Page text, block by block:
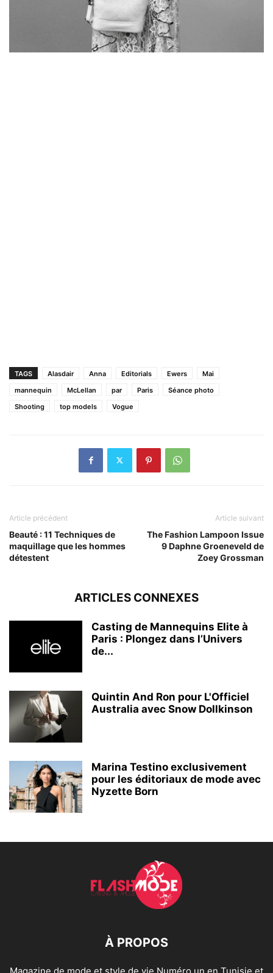
TAGS Alasdair Anna Editorials Ewers
Mai
mannequin
McLellan par Paris
Séance photo
Shooting
top models Vogue
Article précédent
Beauté : 11 Techniques de
maquillage que les hommes
détestent
Article suivant
The Fashion Lampoon Issue
9 Daphne Groeneveld de
Zoey Grossman
ARTICLES CONNEXES
Casting de Mannequins Elite à
Paris : Plongez dans l’Univers
de...
Quintin And Ron pour L'Officiel
Australia avec Snow Dollkinson
Marina Testino exclusivement
pour les éditoriaux de mode avec
Nyzette Born
À PROPOS